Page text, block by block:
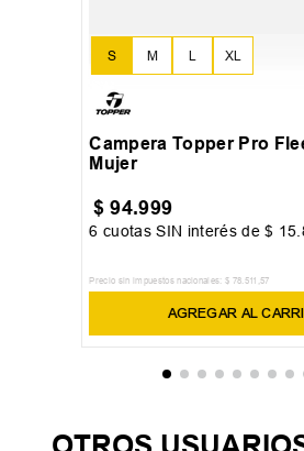
S L
M XL
Campera Topper Pro
Mujer
$ 94.999
6 cuotas SIN interés de$ 15.
Precio sin impuestos nacionales: $ 78.511 ,57
AGREGAR AL